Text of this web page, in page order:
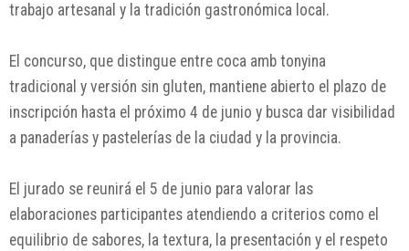
trabajo artesanal y la tradición gastronómica local.
El concurso, que distingue entre coca amb tonyina
tradicional y versión sin gluten, mantiene abierto el plazo de
inscripción hasta el próximo 4 de junio y busca dar visibilidad
a panaderías y pastelerías de la ciudad y la provincia.
El jurado se reunirá el 5 de junio para valorar las
elaboraciones participantes atendiendo a criterios como el
equilibrio de sabores, la textura, la presentación y el respeto